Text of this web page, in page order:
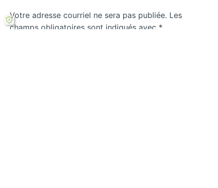
Votre adresse courriel ne sera pas publiée. Les
champs obligatoires sont indiqués avec *